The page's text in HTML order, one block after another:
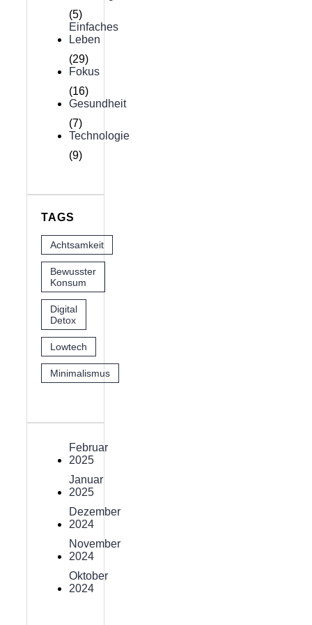
(5)
Einfaches
Leben
(29)
Fokus
(16)
Gesundheit
(7)
Technologie
(9)
TAGS
Achtsamkeit
Bewusster
Konsum
Digital
Detox
Lowtech
Minimalismus
Februar
2025
Januar
2025
Dezember
2024
November
2024
Oktober
2024